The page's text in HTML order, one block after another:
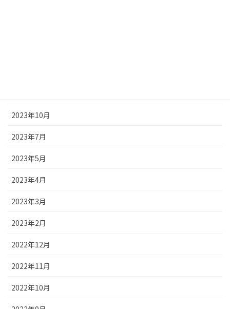
2023年10月
2023年7月
2023年5月
2023年4月
2023年3月
2023年2月
2022年12月
2022年11月
2022年10月